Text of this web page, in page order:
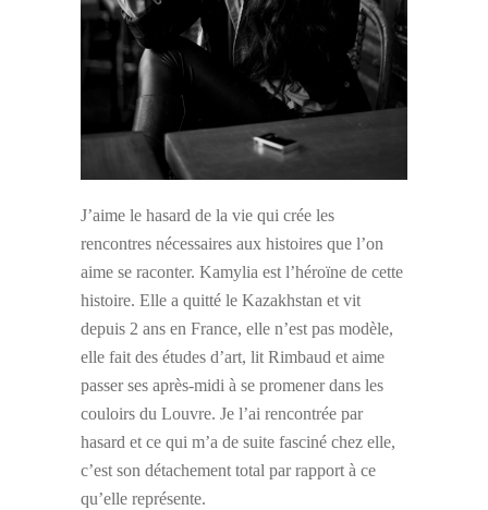
J’aime le hasard de la vie qui crée les
rencontres nécessaires aux histoires que l’on
aime se raconter. Kamylia est l’héroïne de cette
histoire. Elle a quitté le Kazakhstan et vit
depuis 2 ans en France, elle n’est pas modèle,
elle fait des études d’art, lit Rimbaud et aime
passer ses après-midi à se promener dans les
couloirs du Louvre. Je l’ai rencontrée par
hasard et ce qui m’a de suite fasciné chez elle,
c’est son détachement total par rapport à ce
qu’elle représente.